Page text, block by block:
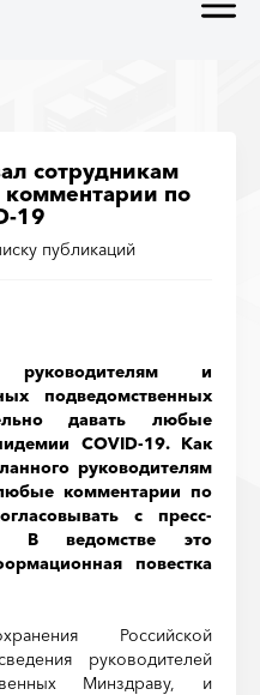
сотрудникам
комментарии по
19
публикаций
руководителям и
подведомственных
давать любые
COVID-19. Как
руководителям
комментарии по
с пресс-
В ведомстве это
повестка
Российской
руководителей
Минздраву, и